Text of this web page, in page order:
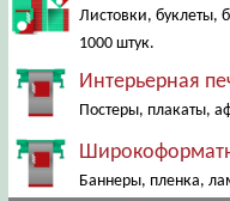
Листовки, буклеты,
1000 штук.
Интерьерная
Постеры, плакаты,
Баннеры, пленка,